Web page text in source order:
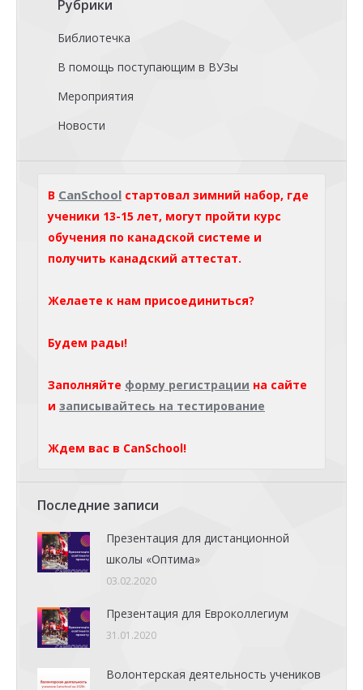
Рубрики
Библиотечка
В помощь поступающим в ВУЗы
Мероприятия
Новости
В CanSchool стартовал зимний набор, где
ученики 13-15 лет, могут пройти курс
обучения по канадской системе и
получить канадский аттестат.
Желаете к нам присоединиться?
Будем рады!
Заполняйте форму регистрации на сайте
и записывайтесь на тестирование
Ждем вас в CanSchool!
Последние записи
Презентация для дистанционной
школы «Оптима»
03.02.2020
Презентация для Евроколлегиум
31.01.2020
Волонтерская деятельность учеников